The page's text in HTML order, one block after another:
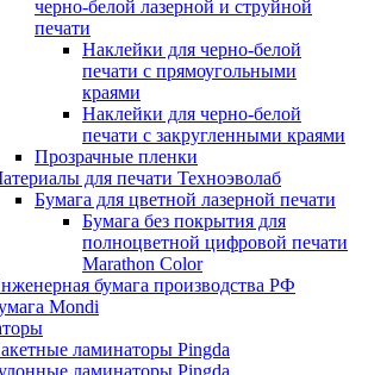
черно-белой лазерной и струйной
печати
Наклейки для черно-белой
печати с прямоугольными
краями
Наклейки для черно-белой
печати с закругленными краями
Прозрачные пленки
для печати Техноэволаб
Бумага для цветной лазерной печати
Бумага без покрытия для
полноцветной цифровой печати
Marathon Color
бумага производства РФ
Mondi
ламинаторы Pingda
ламинаторы Pingda